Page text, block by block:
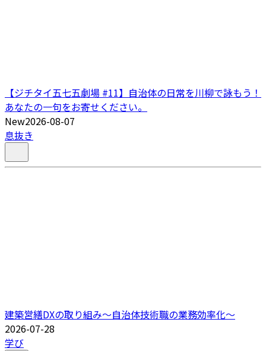
【ジチタイ五七五劇場 #11】自治体の日常を川柳で詠もう！
あなたの一句をお寄せください。
New2026-08-07
息抜き
建築営繕DXの取り組み～自治体技術職の業務効率化～
2026-07-28
学び